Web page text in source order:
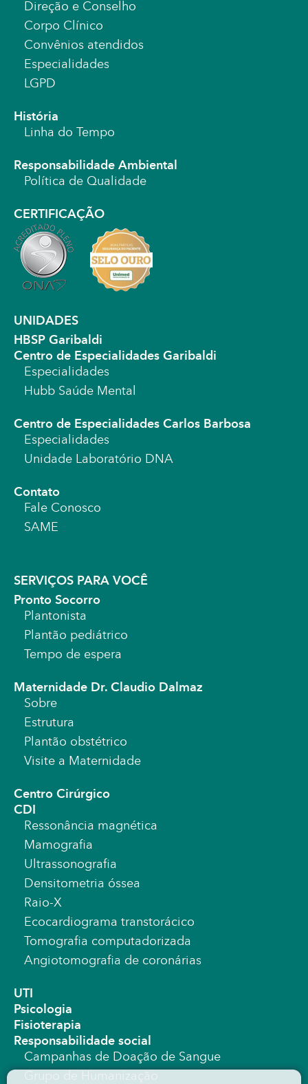
Direção e Conselho
Corpo Clínico
Convênios atendidos
Especialidades
LGPD
História
Linha do Tempo
Responsabilidade Ambiental
Política de Qualidade
CERTIFICAÇÃO
SERVIÇOS PARA VOCÊ
Pronto Socorro
Plantonista
Plantão pediátrico
Tempo de espera
Maternidade Dr. Claudio Dalmaz
Sobre
Estrutura
Plantão obstétrico
Visite a Maternidade
Centro Cirúrgico
CDI
Ressonância magnética
Mamografia
Ultrassonografia
Densitometria óssea
Raio-X
Ecocardiograma transtorácico
Tomografia computadorizada
Angiotomografia de coronárias
UTI
Psicologia
Fisioterapia
Responsabilidade social
Campanhas de Doação de Sangue
Grupo de Humanização
UNIDADES
HBSP Garibaldi
Centro de Especialidades Garibaldi
Especialidades
Hubb Saúde Mental
Centro de Especialidades Carlos Barbosa
Especialidades
Unidade Laboratório DNA
Contato
Fale Conosco
SAME